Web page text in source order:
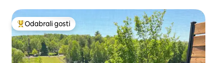
Među najviše rangiranima s oznakom „Odabrali gosti”
Odabrali gosti